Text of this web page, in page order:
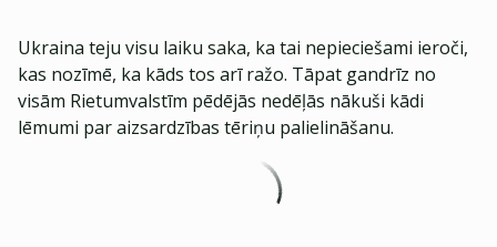
Ukraina teju visu laiku saka, ka tai nepieciešami ieroči,
kas nozīmē, ka kāds tos arī ražo. Tāpat gandrīz no
visām Rietumvalstīm pēdējās nedēļās nākuši kādi
lēmumi par aizsardzības tēriņu palielināšanu.